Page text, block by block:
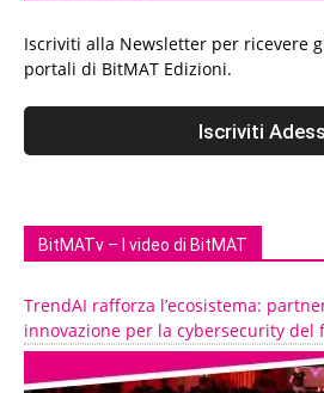
Iscriviti alla Newsletter per ricevere
portali di BitMAT Edizioni.
BitMATv – I video di BitMAT
TrendAI rafforza l’ecosistema:
innovazione per la cybersecurity del